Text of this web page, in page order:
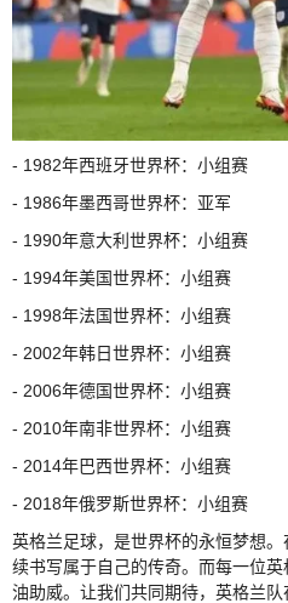
- 1982年西班牙世界杯：小组赛
- 1986年墨西哥世界杯：亚军
- 1990年意大利世界杯：小组赛
- 1994年美国世界杯：小组赛
- 1998年法国世界杯：小组赛
- 2002年韩日世界杯：小组赛
- 2006年德国世界杯：小组赛
- 2010年南非世界杯：小组赛
- 2014年巴西世界杯：小组赛
- 2018年俄罗斯世界杯：小组赛
英格兰足球，是世界杯的永恒梦想
续书写属于自己的传奇。而每一位
油助威。让我们共同期待，英格兰